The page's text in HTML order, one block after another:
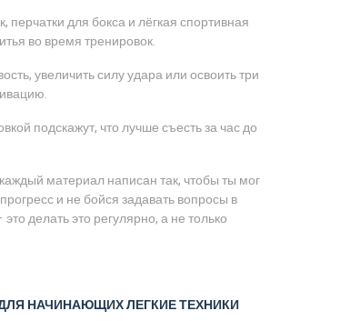
для бокса и лёгкая спортивная
во время тренировок.
увеличить силу удара или освоить три
подскажут, что лучше съесть за час до
материал написан так, чтобы ты мог
и не бойся задавать вопросы в
делать это регулярно, а не только
НАЧИНАЮЩИХЛЕГКИЕ ТЕХНИКИ